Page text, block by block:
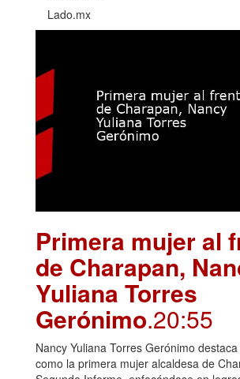
Lado.mx
Primera mujer al
de Charapan,
Yuliana Torres
Gerónimo.20:55
Nancy Yuliana Torres Gerónimo
como la primera mujer alcaldesa de